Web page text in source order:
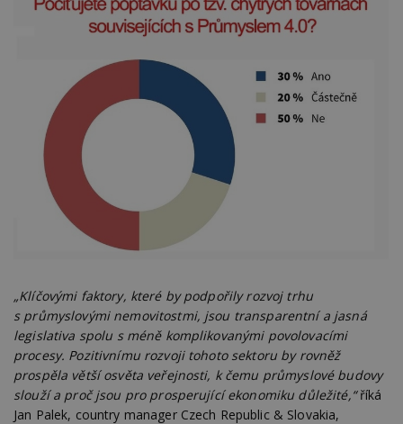
„Klíčovými faktory, které by podpořily rozvoj trhu
s průmyslovými nemovitostmi, jsou transparentní a jasná
legislativa spolu s méně komplikovanými povolovacími
procesy. Pozitivnímu rozvoji tohoto sektoru by rovněž
prospěla větší osvěta veřejnosti, k čemu průmyslové budovy
slouží a proč jsou pro prosperující ekonomiku důležité,“říká
Jan Palek, country manager Czech Republic & Slovakia,